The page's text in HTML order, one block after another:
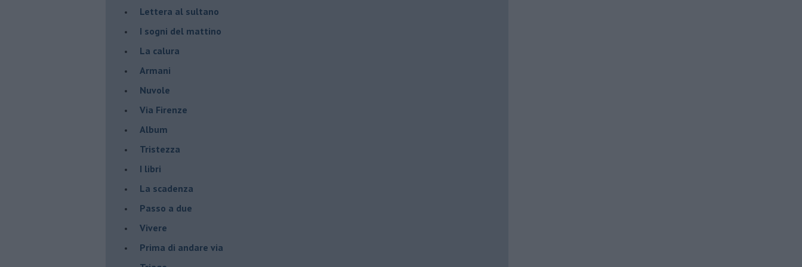
Lettera al sultano
I sogni del mattino
La calura
Armani
Nuvole
Via Firenze
Album
Tristezza
I libri
La scadenza
Passo a due
Vivere
Prima di andare via